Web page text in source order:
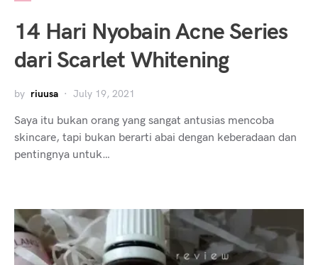
14 Hari Nyobain Acne Series
dari Scarlet Whitening
by riuusa July 19, 2021
Saya itu bukan orang yang sangat antusias mencoba
skincare, tapi bukan berarti abai dengan keberadaan dan
pentingnya untuk…